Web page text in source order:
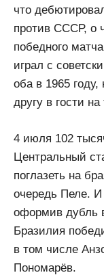
что
против СССР, о
победного
играл с
оба в 1965 году,
другу в гости
4 июля 102
Центральный
поглазеть на
очередь Пеле. И
оформив дубль
Бразилия
в том числе
Пономарёв.